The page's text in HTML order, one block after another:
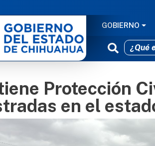
GOBIERNO
Protección
en el